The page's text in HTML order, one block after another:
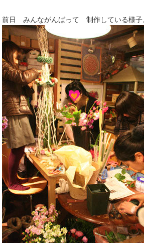
前日 みんながんばって 制作している様子